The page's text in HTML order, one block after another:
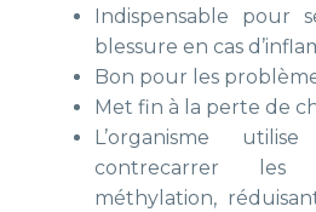
Indispensable pour
blessure en cas
Bon pour les
Met fin à la perte de
L’organisme
contrecarrer les
méthylation,